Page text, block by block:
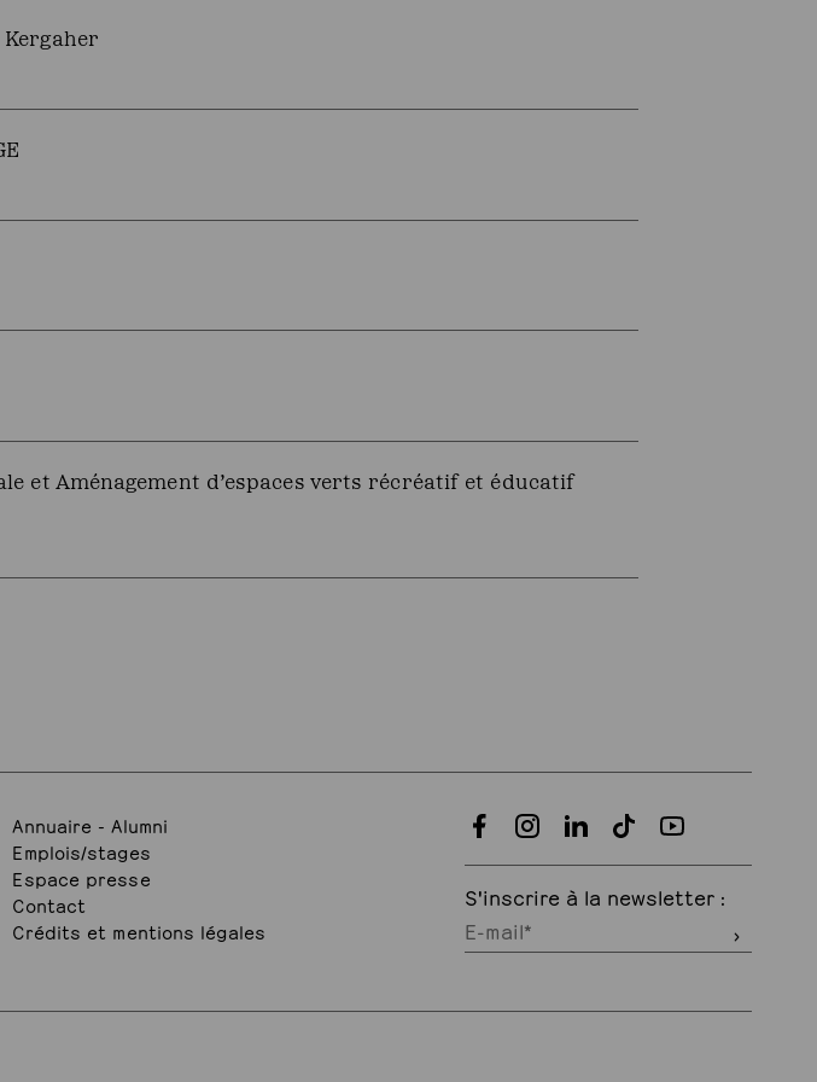
et Aménagement d’espaces verts récréatif et éducatif
Annuaire - Alumni
Emplois/stages
Espace presse
Contact
Crédits et mentions légales
S'inscrire à la newsletter :